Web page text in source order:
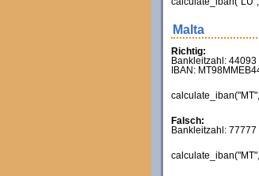
Malta
Richtig:
Bankleitzahl:
IBAN:
Falsch:
Bankleitzahl: